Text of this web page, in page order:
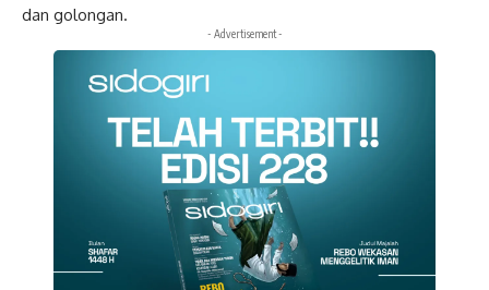
dan golongan.
- Advertisement -